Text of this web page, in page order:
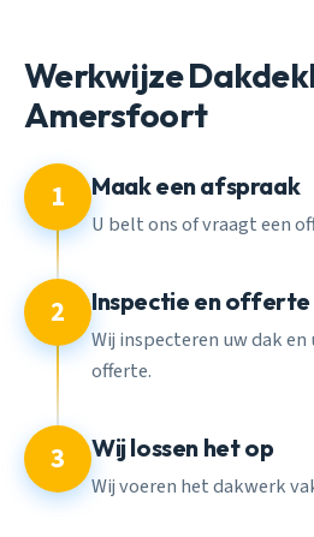
Werkwijze
Amersfoort
1 Maak een afspraak
U belt ons of vraagt een
2 Inspectie en offerte
Wij inspecteren uw dak
offerte.
3 Wij lossen het op
Wij voeren het dakwerk